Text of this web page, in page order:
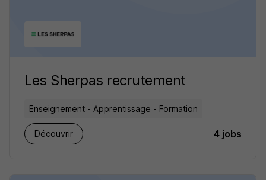
Les Sherpas recrutement
Enseignement - Apprentissage - Formation
Découvrir 4 jobs